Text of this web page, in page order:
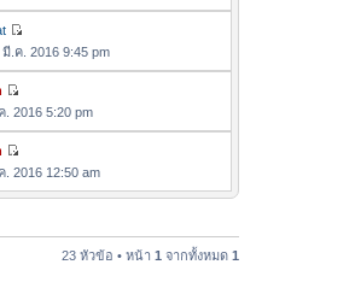
ล่
า
สุ
ว
า
ม
ล่
สุ
ข้
ค
ว
ม
ล่
สุ
ด
ดู
ข้
ค
ว
ม
ล่
สุ
.ค. 2016 9:45 pm
ดู
ข้
ค
ว
ม
. 2016 5:20 pm
ดู
ข้
. 2016 12:50 am
23 หัวข้อ • หน้า 1 จากทั้งหมด 1